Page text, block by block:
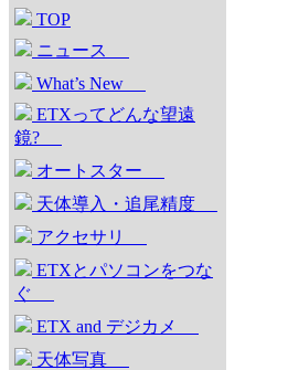
TOP
ニュース
What’s New
ETXってどんな望遠
鏡?
オートスター
天体導入・追尾精度
アクセサリ
ETXとパソコンをつな
ぐ
ETX and デジカメ
天体写真